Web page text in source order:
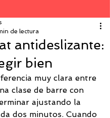
antideslizante:
bien
de lectura
muy clara entre
clase de barre con
ajustando la
dos minutos. Cuando